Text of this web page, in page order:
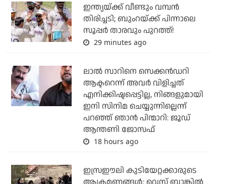
ഇന്ത്യയ്ക്ക് വീണ്ടും വമ്പന്‍
തിരിച്ചടി; ബുംറയ്ക്ക് പിന്നാലെ
സൂപ്പര്‍ താരവും പുറത്ത്!
29 minutes ago
ലാല്‍ സാറിനെ സെക്കന്‍ഡറി
ആക്ടറെന്ന് അവര്‍ വിളിച്ചത്
എനിക്കിഷ്ടപ്പെട്ടില്ല, നിങ്ങളുമായി
ഇനി സിനിമ ചെയ്യുന്നില്ലെന്ന്
പറഞ്ഞ് ഞാന്‍ പിന്മാറി: ജൂഡ്
ആന്തണി ജോസഫ്
18 hours ago
ഇസ്രഈലി കുടിയേറ്റക്കാരുടെ